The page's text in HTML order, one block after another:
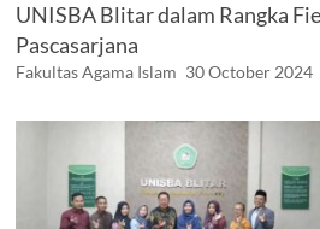
UNISBA Blitar dalam Rangka
Pascasarjana
Fakultas Agama Islam 30 October 2024